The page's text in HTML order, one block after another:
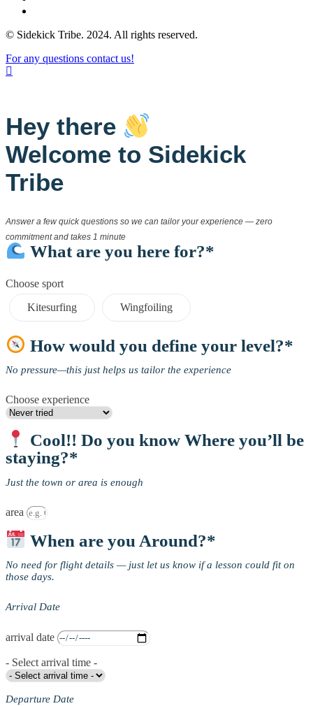
© Sidekick Tribe. 2024. All rights reserved.
For any questions contact us!
Hey there
Welcome to Sidekick
Tribe
Answer a few quick questions so we can tailor your experience — zero
commitment and takes 1 minute
What are you here for?*
Choose sport
Kitesurfing
Wingfoiling
How would you define your level?*
No pressure—this just helps us tailor the experience
Choose experience
Cool!! Do you know Where you’ll be
staying?*
Just the town or area is enough
area
When are you Around?*
No need for flight details — just let us know if a lesson could fit on
those days.
Arrival Date
arrival date
- Select arrival time -
Departure Date